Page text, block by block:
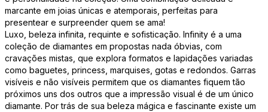
marcante em joias únicas e atemporais, perfeitas para
presentear e surpreender quem se ama!
Luxo, beleza infinita, requinte e sofisticação. Infinity é a uma
coleção de diamantes em propostas nada óbvias, com
cravações mistas, que explora formatos e lapidações variadas
como baguetes, princess, marquises, gotas e redondos. Garras
visíveis e não visíveis permitem que os diamantes fiquem tão
próximos uns dos outros que a impressão visual é de um único
diamante. Por trás de sua beleza mágica e fascinante existe um